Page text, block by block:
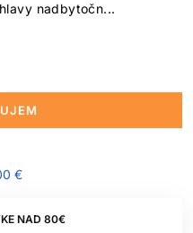
nadbytočn...
NAD 80€
€